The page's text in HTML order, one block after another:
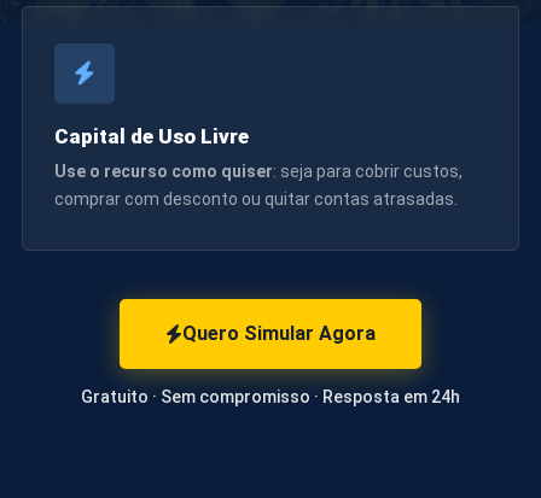
Capital de Uso Livre
Use o recurso como quiser: seja para cobrir custos,
comprar com desconto ou quitar contas atrasadas.
Quero Simular Agora
Gratuito · Sem compromisso · Resposta em 24h